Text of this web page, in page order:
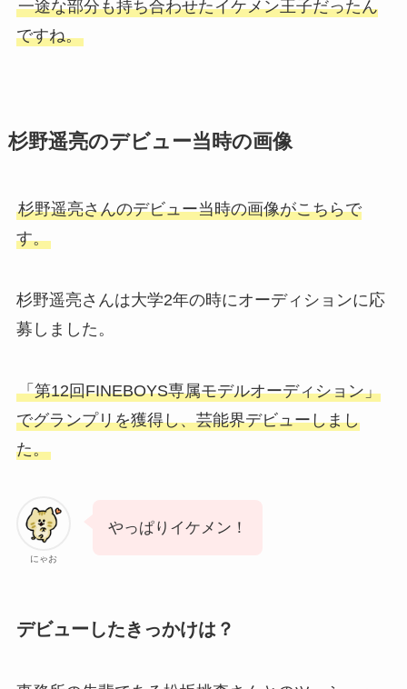
一途な部分も持ち合わせたイケメン王子だったん
ですね。
杉野遥亮のデビュー当時の画像
杉野遥亮さんのデビュー当時の画像がこちらで
す。
杉野遥亮さんは大学2年の時にオーディションに応
募しました。
「第12回FINEBOYS専属モデルオーディション」
でグランプリを獲得し、芸能界デビューしまし
た。
にゃお
やっぱりイケメン！
デビューしたきっかけは？